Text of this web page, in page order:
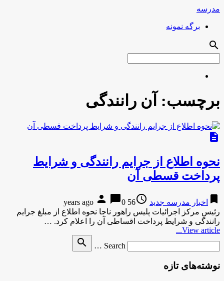
مدرسه
برگه نمونه
search
برچسب: آن رانندگی
description
نحوه اطلاع از جرایم رانندگی و شرایط
پرداخت قسطی آن
bookmark اخبار مدرسه جدید access_time
56 years ago
person chat_bubble0
رئیس مرکز اجرائیات پلیس راهور ناجا نحوه اطلاع از مبلغ جرایم
رانندگی و شرایط پرداخت اقساطی آن را اعلام کرد. …
View article...
Search …
search
نوشته‌های تازه